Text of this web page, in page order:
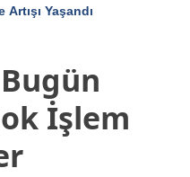
Yaşandı
İşlem